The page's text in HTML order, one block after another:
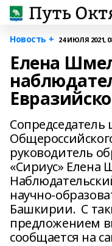
Новость + 24 ИЮЛЯ 2021,
Елена
Сопредседатель
руководитель
«Сириус» Елена
научно-
Башкирии. С
предложением
сообщается на